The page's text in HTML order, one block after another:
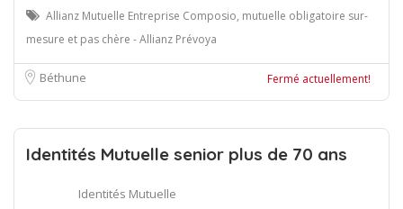
Allianz Mutuelle Entreprise Composio, mutuelle obligatoire sur-
mesure et pas chère - Allianz Prévoya
Béthune Fermé actuellement!
Identités Mutuelle senior plus de 70 ans
Identités Mutuelle